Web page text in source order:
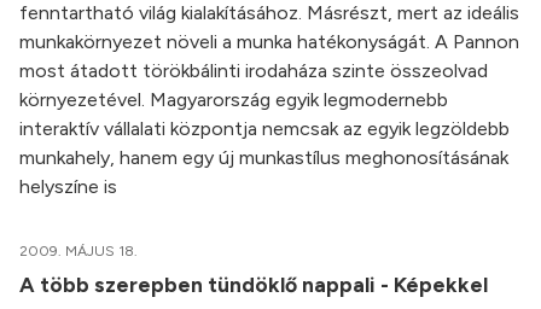
fenntartható világ kialakításához. Másrészt, mert az ideális
munkakörnyezet növeli a munka hatékonyságát. A Pannon
most átadott törökbálinti irodaháza szinte összeolvad
környezetével. Magyarország egyik legmodernebb
interaktív vállalati központja nemcsak az egyik legzöldebb
munkahely, hanem egy új munkastílus meghonosításának
helyszíne is
2009. MÁJUS 18.
A több szerepben tündöklő nappali - Képekkel